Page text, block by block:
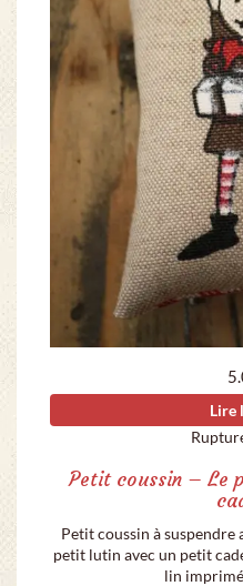
Lire
Petit coussin – Le
Petit coussin à
petit lutin avec un petit
lin